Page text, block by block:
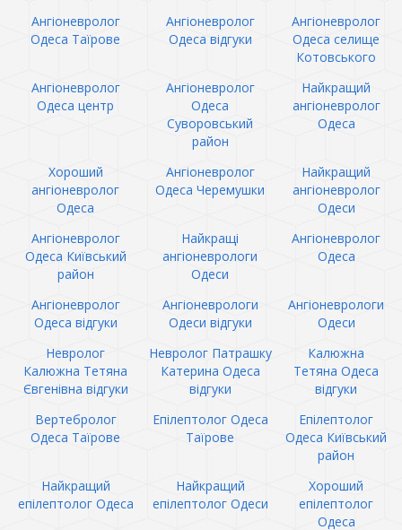
Ангіоневролог
Одеса Таїрове
Ангіоневролог
Одеса відгуки
Ангіоневролог
Одеса селище
Котовського
Ангіоневролог
Одеса центр
Ангіоневролог
Одеса
Суворовський
район
Найкращий
ангіоневролог
Одеса
Хороший
ангіоневролог
Одеса
Ангіоневролог
Одеса Черемушки
Найкращий
ангіоневролог
Одеси
Ангіоневролог
Одеса Київський
район
Найкращі
ангіоневрологи
Одеси
Ангіоневролог
Одеса
Ангіоневролог
Одеса відгуки
Ангіоневрологи
Одеси відгуки
Ангіоневрологи
Одеси
Невролог
Калюжна Тетяна
Євгенівна відгуки
Невролог Патрашку
Катерина Одеса
відгуки
Калюжна
Тетяна Одеса
відгуки
Вертебролог
Одеса Таїрове
Епілептолог Одеса
Таїрове
Епілептолог
Одеса Київський
район
Найкращий
епілептолог Одеса
Найкращий
епілептолог Одеси
Хороший
епілептолог
Одеса